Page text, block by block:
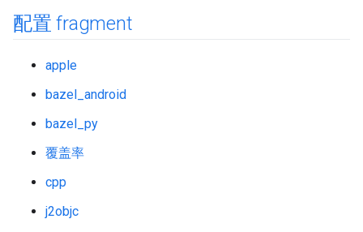
配置 fragment
apple
bazel_android
bazel_py
覆盖率
cpp
j2objc